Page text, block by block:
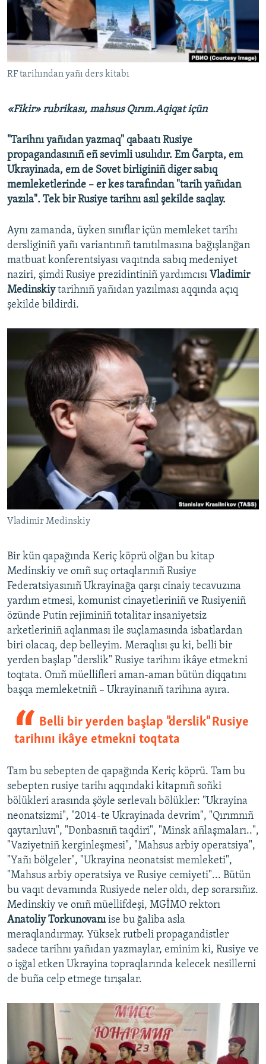
Русский
Українською
QOŞULIÑIZ!
RF tarihından yañı ders kitabı
«Fikir» rubrikası, mahsus Qırım.Aqiqat içün
"Tarihnı yañıdan yazmaq" qabaatı Rusiye
propagandasınıñ eñ sevimli usulıdır. Em Ğarpta, em
Ukrayinada, em de Sovet birliginiñ diger sabıq
memleketlerinde – er kes tarafından "tarih yañıdan
yazıla". Tek bir Rusiye tarihnı asıl şekilde saqlay.
Aynı zamanda, üyken sınıflar içün memleket tarihı
dersliginiñ yañı variantınıñ tanıtılmasına bağışlanğan
matbuat konferentsiyası vaqıtnda sabıq medeniyet
naziri, şimdi Rusiye prezidintiniñ yardımcısı Vladimir
Medinskiytarihnıñ yañıdan yazılması aqqında açıq
şekilde bildirdi.
Vladimir Medinskiy
Bir kün qapağında Keriç köprü olğan bu kitap
Medinskiy ve onıñ suç ortaqlarınıñ Rusiye
Federatsiyasınıñ Ukrayinağa qarşı cinaiy tecavuzına
yardım etmesi, komunist cinayetleriniñ ve Rusiyeniñ
özünde Putin rejiminiñ totalitar insaniyetsiz
arketleriniñ aqlanması ile suçlamasında isbatlardan
biri olacaq, dep belleyim. Meraqlısı şu ki, belli bir
yerden başlap "derslik" Rusiye tarihını ikâye etmekni
toqtata. Onıñ müellifleri aman-aman bütün diqqatını
başqa memleketniñ – Ukrayinanıñ tarihına ayıra.
Belli bir yerden başlap "derslik" Rusiye
tarihını ikâye etmekni toqtata
Tam bu sebepten de qapağında Keriç köprü. Tam bu
sebepten rusiye tarihı aqqındaki kitapnıñ soñki
bölükleri arasında şöyle serlevalı bölükler: "Ukrayina
neonatsizmi", "2014-te Ukrayinada devrim", "Qırımnıñ
qaytarıluvı", "Donbasnıñ taqdiri", "Minsk añlaşmaları..",
"Vaziyetniñ kerginleşmesi", "Mahsus arbiy operatsiya",
"Yañı bölgeler", "Ukrayina neonatsist memleketi",
"Mahsus arbiy operatsiya ve Rusiye cemiyeti"... Bütün
bu vaqıt devamında Rusiyede neler oldı, dep sorarsıñız.
Medinskiy ve onıñ müellifdeşi, MGİMO rektorı
Anatoliy Torkunovanıise bu ğaliba asla
meraqlandırmay. Yüksek rutbeli propagandistler
sadece tarihnı yañıdan yazmaylar, eminim ki, Rusiye ve
o işğal etken Ukrayina topraqlarında kelecek nesillerni
de buña celp etmege tırışalar.